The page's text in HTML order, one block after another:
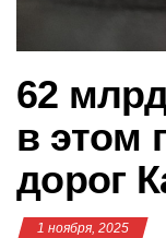
62
в этом
дорог
1 ноября, 2025